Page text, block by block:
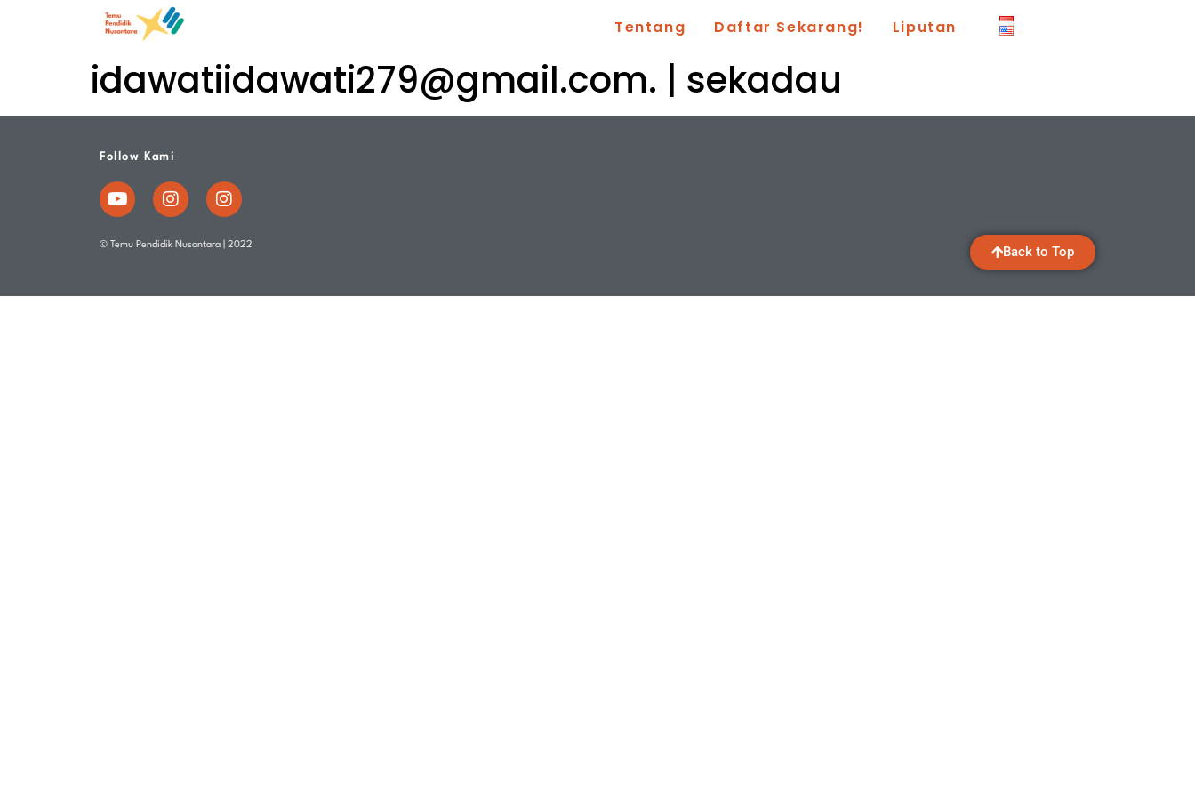
Tentang Daftar Sekarang! Liputan
idawatiidawati279@gmail.com. | sekadau
Follow Kami
© Temu Pendidik Nusantara | 2022 Back to Top